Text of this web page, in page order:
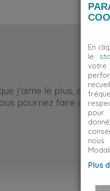
j’aime le plus, c’est
pourriez faire une
En
le
pour
Plus